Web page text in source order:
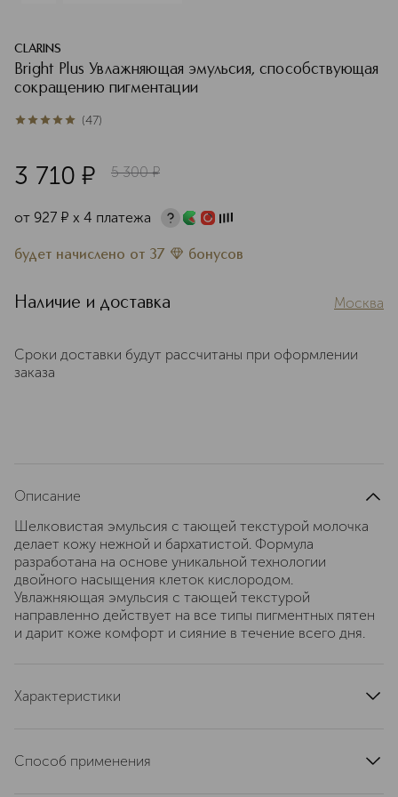
CLARINS
Bright Plus Увлажняющая эмульсия, способствующая
сокращению пигментации
5из 547 (47)
3 710 ¤ 5 300 ¤
от 927 ¤ х 4 платежа
будет начислено от 37 бонусов
Наличие и доставка Москва
Сроки доставки будут рассчитаны при оформлении
заказа
Описание
Шелковистая эмульсия с тающей текстурой молочка
делает кожу нежной и бархатистой. Формула
разработана на основе уникальной технологии
двойного насыщения клеток кислородом.
Увлажняющая эмульсия с тающей текстурой
направленно действует на все типы пигментных пятен
и дарит коже комфорт и сияние в течение всего дня.
Характеристики
текстура
Способ применения